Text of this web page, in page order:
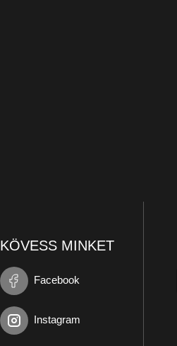
KÖVESS MINKET
Facebook
Instagram